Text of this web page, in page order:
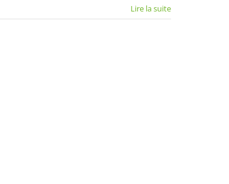
Lire la suite